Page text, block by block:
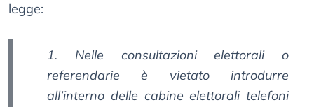
legge:
1. Nelle consultazioni elettorali o
referendarie è vietato introdurre
all’interno delle cabine elettorali telefoni